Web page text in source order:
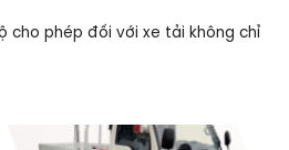
cho phép đối với xe tải không chỉ